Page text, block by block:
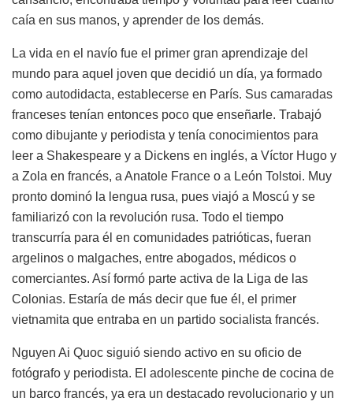
caía en sus manos, y aprender de los demás.
La vida en el navío fue el primer gran aprendizaje del
mundo para aquel joven que decidió un día, ya formado
como autodidacta, establecerse en París. Sus camaradas
franceses tenían entonces poco que enseñarle. Trabajó
como dibujante y periodista y tenía conocimientos para
leer a Shakespeare y a Dickens en inglés, a Víctor Hugo y
a Zola en francés, a Anatole France o a León Tolstoi. Muy
pronto dominó la lengua rusa, pues viajó a Moscú y se
familiarizó con la revolución rusa. Todo el tiempo
transcurría para él en comunidades patrióticas, fueran
argelinos o malgaches, entre abogados, médicos o
comerciantes. Así formó parte activa de la Liga de las
Colonias. Estaría de más decir que fue él, el primer
vietnamita que entraba en un partido socialista francés.
Nguyen Ai Quoc siguió siendo activo en su oficio de
fotógrafo y periodista. El adolescente pinche de cocina de
un barco francés, ya era un destacado revolucionario y un